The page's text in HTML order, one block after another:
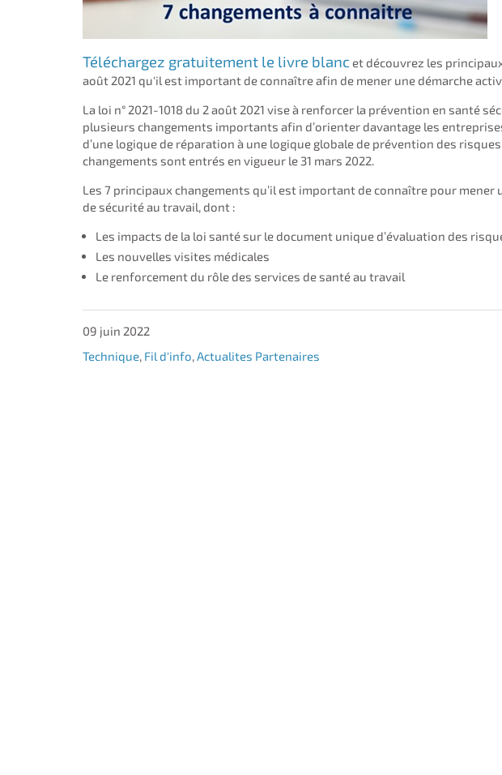
Téléchargez gratuitement le livre blancet découvrez les
août 2021 qu'il est important de connaître afin de mener une démarche
La loi n° 2021-1018 du 2 août 2021 vise à renforcer la prévention en santé
plusieurs changements importants afin d’orienter davantage les
d’une logique de réparation à une logique globale de prévention des
changements sont entrés en vigueur le 31 mars 2022.
Les 7 principaux changements qu’il est important de connaître pour mener
de sécurité au travail, dont :
Les impacts de la loi santé sur le document unique d’évaluation des
Les nouvelles visites médicales
Le renforcement du rôle des services de santé au travail
09 juin 2022
Technique, Fil d'info,Actualites Partenaires